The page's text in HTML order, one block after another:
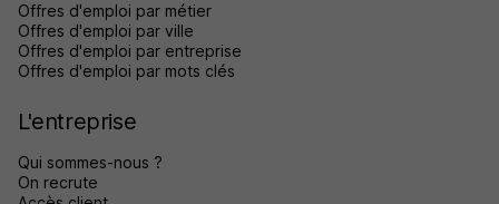
Offres d'emploi par métier
Offres d'emploi par ville
Offres d'emploi par entreprise
Offres d'emploi par mots clés
L'entreprise
Qui sommes-nous ?
On recrute